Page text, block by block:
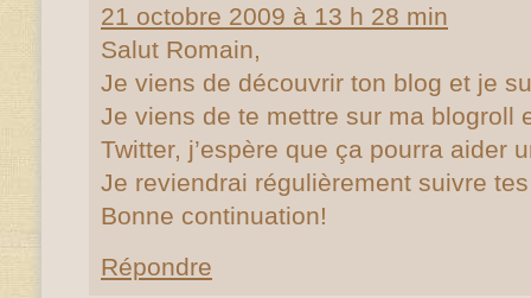
21 octobre 2009 à 13 h 28 min
Salut Romain,
Je viens de découvrir ton blog et je
Je viens de te mettre sur ma blogroll
Twitter, j’espère que ça pourra aider
Je reviendrai régulièrement suivre
Bonne continuation!
Répondre